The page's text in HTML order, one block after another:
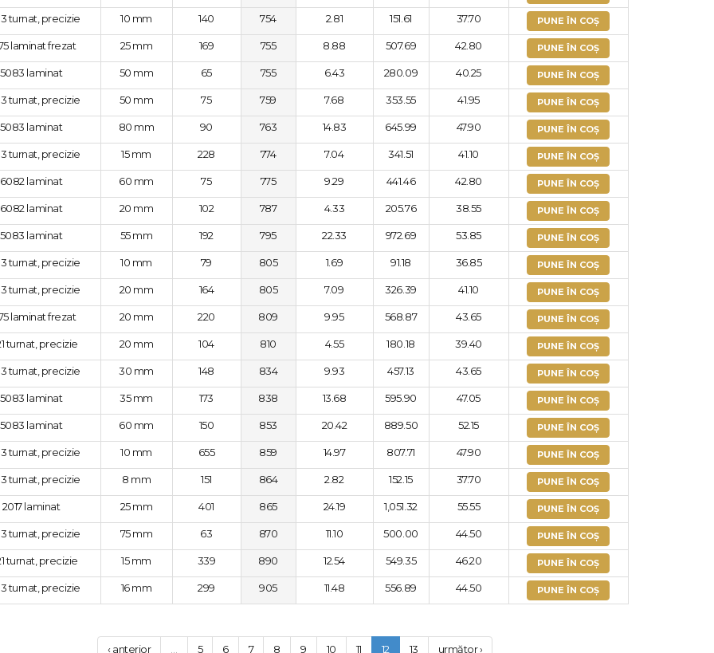
turnat, precizie 10 mm 140 754 2.81 151.61 37.70 PUNE ÎN COȘ
laminat frezat 25 mm 169 755 8.88 507.69 42.80 PUNE ÎN COȘ
5083 laminat 50 mm 65 755 6.43 280.09 40.25 PUNE ÎN COȘ
turnat, precizie 50 mm 75 759 7.68 353.55 41.95 PUNE ÎN COȘ
5083 laminat 80 mm 90 763 14.83 645.99 47.90 PUNE ÎN COȘ
turnat, precizie 15 mm 228 774 7.04 341.51 41.10 PUNE ÎN COȘ
6082 laminat 60 mm 75 775 9.29 441.46 42.80 PUNE ÎN COȘ
6082 laminat 20 mm 102 787 4.33 205.76 38.55 PUNE ÎN COȘ
5083 laminat 55 mm 192 795 22.33 972.69 53.85 PUNE ÎN COȘ
turnat, precizie 10 mm 79 805 1.69 91.18 36.85 PUNE ÎN COȘ
turnat, precizie 20 mm 164 805 7.09 326.39 41.10 PUNE ÎN COȘ
laminat frezat 20 mm 220 809 9.95 568.87 43.65 PUNE ÎN COȘ
turnat, precizie 20 mm 104 810 4.55 180.18 39.40 PUNE ÎN COȘ
turnat, precizie 30 mm 148 834 9.93 457.13 43.65 PUNE ÎN COȘ
5083 laminat 35 mm 173 838 13.68 595.90 47.05 PUNE ÎN COȘ
5083 laminat 60 mm 150 853 20.42 889.50 52.15 PUNE ÎN COȘ
turnat, precizie 10 mm 655 859 14.97 807.71 47.90 PUNE ÎN COȘ
turnat, precizie 8 mm 151 864 2.82 152.15 37.70 PUNE ÎN COȘ
2017 laminat 25 mm 401 865 24.19 1,051.32 55.55 PUNE ÎN COȘ
turnat, precizie 75 mm 63 870 11.10 500.00 44.50 PUNE ÎN COȘ
turnat, precizie 15 mm 339 890 12.54 549.35 46.20 PUNE ÎN COȘ
turnat, precizie 16 mm 299 905 11.48 556.89 44.50 PUNE ÎN COȘ
‹ anterior 5 6 7 8 9 10 11 12 13 următor ›